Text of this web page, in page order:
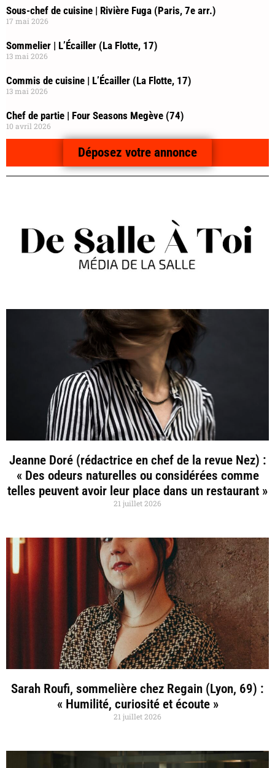
Sous-chef de cuisine | Rivière Fuga (Paris, 7e arr.)
17 mai 2026
Sommelier | L’Écailler (La Flotte, 17)
13 mai 2026
Commis de cuisine | L’Écailler (La Flotte, 17)
13 mai 2026
Chef de partie | Four Seasons Megève (74)
10 avril 2026
Déposez votre annonce
Jeanne Doré (rédactrice en chef de la revue Nez) :
« Des odeurs naturelles ou considérées comme
telles peuvent avoir leur place dans un restaurant »
21 juillet 2026
Sarah Roufi, sommelière chez Regain (Lyon, 69) :
« Humilité, curiosité et écoute »
21 juillet 2026